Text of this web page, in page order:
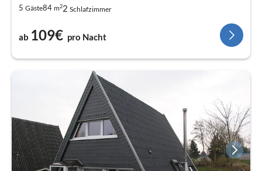
5 Gäste84 m22 Schlafzimmer
ab 109€ pro Nacht